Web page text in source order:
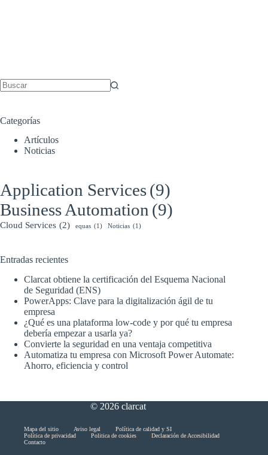
Categorías
Artículos
Noticias
Application Services(9)
Business Automation (9)
Cloud Services (2) equas (1) Noticias (1)
Entradas recientes
Clarcat obtiene la certificación del Esquema Nacional
de Seguridad (ENS)
PowerApps: Clave para la digitalización ágil de tu
empresa
¿Qué es una plataforma low-code y por qué tu empresa
debería empezar a usarla ya?
Convierte la seguridad en una ventaja competitiva
Automatiza tu empresa con Microsoft Power Automate:
Ahorro, eficiencia y control
© 2026 clarcat
Mapa del sitio Aviso legal
Política de calidad y SI
Política de privacidad
Politica de cookies
Declaración de Accesibilidad
Contacto